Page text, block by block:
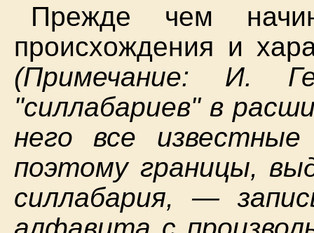
Прежде чем
происхождения и
(Примечание: И.
"силлабариев" в
него все
поэтому границы,
силлабария, —